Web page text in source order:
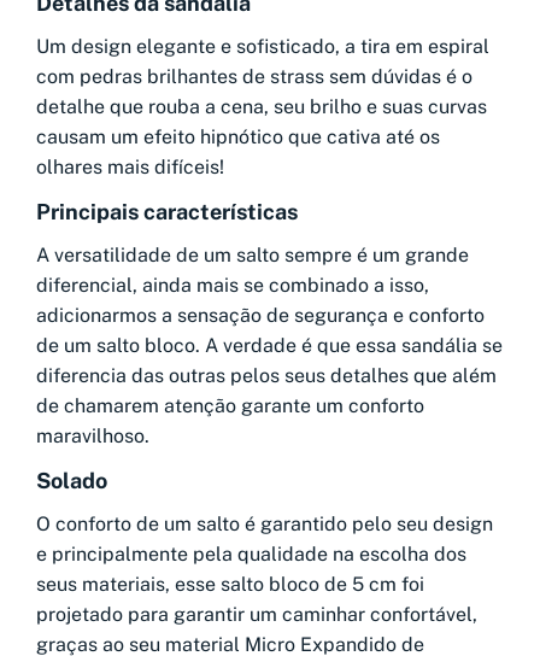
Um design elegante e sofisticado, a tira em espiral
com pedras brilhantes de strass sem dúvidas é o
detalhe que rouba a cena, seu brilho e suas curvas
causam um efeito hipnótico que cativa até os
olhares mais difíceis!
Principais características
A versatilidade de um salto sempre é um grande
diferencial, ainda mais se combinado a isso,
adicionarmos a sensação de segurança e conforto
de um salto bloco. A verdade é que essa sandália se
diferencia das outras pelos seus detalhes que além
de chamarem atenção garante um conforto
maravilhoso.
Solado
O conforto de um salto é garantido pelo seu design
e principalmente pela qualidade na escolha dos
seus materiais, esse salto bloco de 5 cm foi
projetado para garantir um caminhar confortável,
graças ao seu material Micro Expandido de